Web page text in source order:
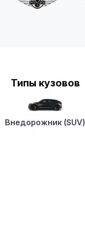
Типы кузовов
Внедорожник (SUV)